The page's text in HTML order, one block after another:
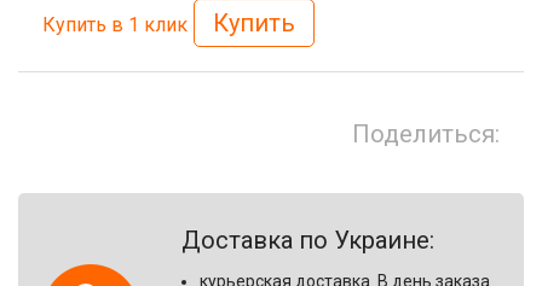
Купить в 1 клик Купить
Поделиться:
Доставка по Украине:
курьерская доставка. В день заказа